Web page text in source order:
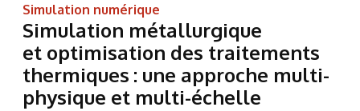
Simulation numérique
Simulation métallurgique
et optimisation des traitements
thermiques : une approche multi-
physique et multi-échelle